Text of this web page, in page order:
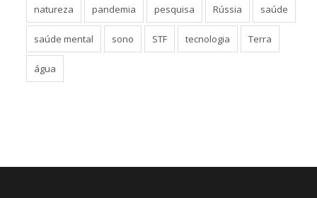
natureza pandemia pesquisa Rússia saúde
saúde mental sono STF tecnologia Terra
água